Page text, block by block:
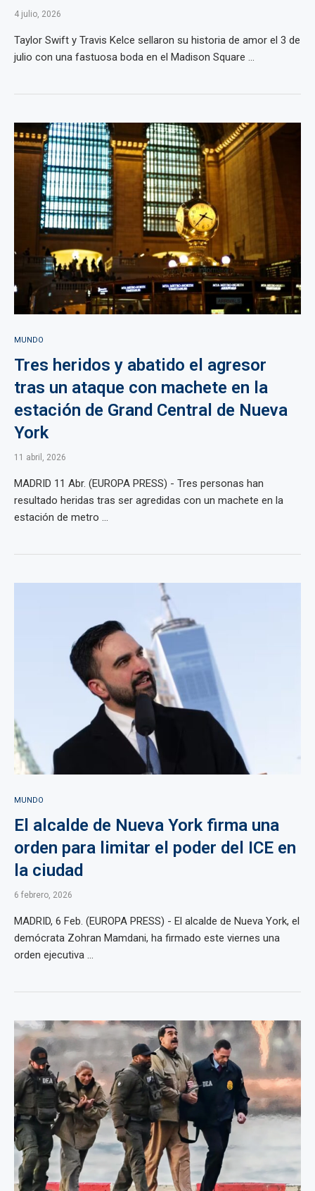
4 julio, 2026
Taylor Swift y Travis Kelce sellaron su historia de amor el 3 de
julio con una fastuosa boda en el Madison Square ...
MUNDO
Tres heridos y abatido el agresor
tras un ataque con machete en la
estación de Grand Central de Nueva
York
11 abril, 2026
MADRID 11 Abr. (EUROPA PRESS) - Tres personas han
resultado heridas tras ser agredidas con un machete en la
estación de metro ...
MUNDO
El alcalde de Nueva York firma una
orden para limitar el poder del ICE en
la ciudad
6 febrero, 2026
MADRID, 6 Feb. (EUROPA PRESS) - El alcalde de Nueva York, el
demócrata Zohran Mamdani, ha firmado este viernes una
orden ejecutiva ...